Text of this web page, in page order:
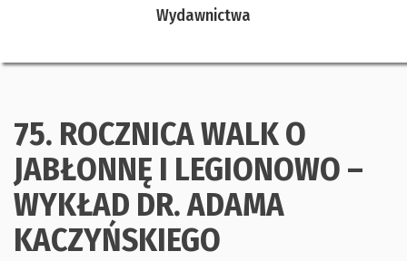
Wydawnictwa
75. ROCZNICA WALK O
JABŁONNĘ I LEGIONOWO –
WYKŁAD DR. ADAMA
KACZYŃSKIEGO